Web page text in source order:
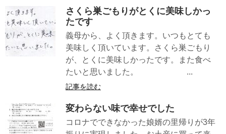
さくら巣ごもりがとくに美味しかっ
たです
義母から、よく頂きます。いつもとても
美味しく頂いています。さくら巣ごもり
が、とくに美味しかったです。また食べ
たいと思いました。 ...
記事を読む
変わらない味で幸せでした
コロナでできなかった娘婿の里帰りが3年